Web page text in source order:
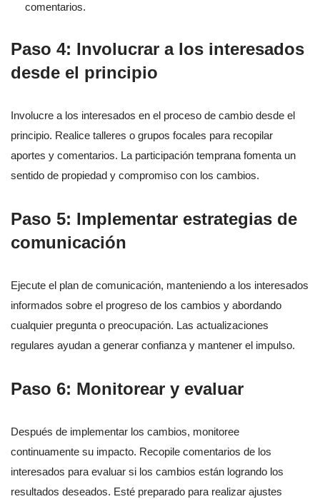
comentarios.
Paso 4: Involucrar a los interesados
desde el principio
Involucre a los interesados en el proceso de cambio desde el
principio. Realice talleres o grupos focales para recopilar
aportes y comentarios. La participación temprana fomenta un
sentido de propiedad y compromiso con los cambios.
Paso 5: Implementar estrategias de
comunicación
Ejecute el plan de comunicación, manteniendo a los interesados
informados sobre el progreso de los cambios y abordando
cualquier pregunta o preocupación. Las actualizaciones
regulares ayudan a generar confianza y mantener el impulso.
Paso 6: Monitorear y evaluar
Después de implementar los cambios, monitoree
continuamente su impacto. Recopile comentarios de los
interesados para evaluar si los cambios están logrando los
resultados deseados. Esté preparado para realizar ajustes